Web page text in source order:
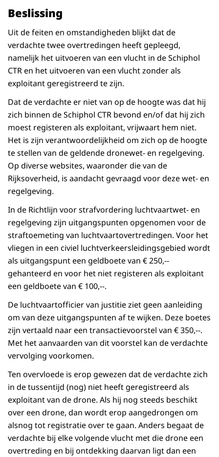
Beslissing
Uit de feiten en omstandigheden blijkt dat de
verdachte twee overtredingen heeft gepleegd,
namelijk het uitvoeren van een vlucht in de Schiphol
CTR en het uitvoeren van een vlucht zonder als
exploitant geregistreerd te zijn.
Dat de verdachte er niet van op de hoogte was dat hij
zich binnen de Schiphol CTR bevond en/of dat hij zich
moest registeren als exploitant, vrijwaart hem niet.
Het is zijn verantwoordelijkheid om zich op de hoogte
te stellen van de geldende dronewet- en regelgeving.
Op diverse websites, waaronder die van de
Rijksoverheid, is aandacht gevraagd voor deze wet- en
regelgeving.
In de Richtlijn voor strafvordering luchtvaartwet- en
regelgeving zijn uitgangspunten opgenomen voor de
straftoemeting van luchtvaartovertredingen. Voor het
vliegen in een civiel luchtverkeersleidingsgebied wordt
als uitgangspunt een geldboete van € 250,--
gehanteerd en voor het niet registeren als exploitant
een geldboete van € 100,--.
De luchtvaartofficier van justitie ziet geen aanleiding
om van deze uitgangspunten af te wijken. Deze boetes
zijn vertaald naar een transactievoorstel van € 350,--.
Met het aanvaarden van dit voorstel kan de verdachte
vervolging voorkomen.
Ten overvloede is erop gewezen dat de verdachte zich
in de tussentijd (nog) niet heeft geregistreerd als
exploitant van de drone. Als hij nog steeds beschikt
over een drone, dan wordt erop aangedrongen om
alsnog tot registratie over te gaan. Anders begaat de
verdachte bij elke volgende vlucht met die drone een
overtreding en bij ontdekking daarvan ligt dan een